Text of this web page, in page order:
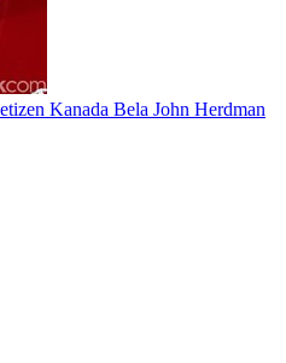
Kanada Bela John Herdman